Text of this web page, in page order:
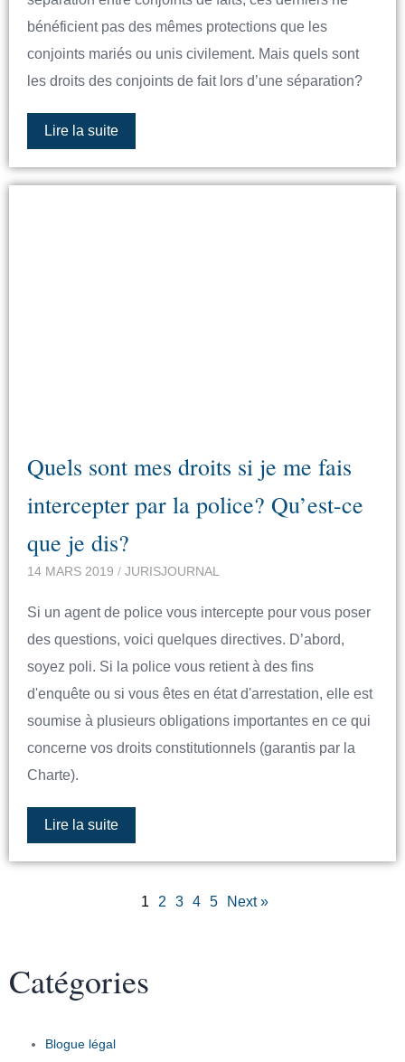
bénéficient pas des mêmes protections que les
conjoints mariés ou unis civilement. Mais quels sont
les droits des conjoints de fait lors d’une séparation?
Lire la suite
Quels sont mes droits si je me fais
intercepter par la police? Qu’est-ce
que je dis?
14 MARS 2019 / JURISJOURNAL
Si un agent de police vous intercepte pour vous poser
des questions, voici quelques directives. D’abord,
soyez poli. Si la police vous retient à des fins
d'enquête ou si vous êtes en état d'arrestation, elle est
soumise à plusieurs obligations importantes en ce qui
concerne vos droits constitutionnels (garantis par la
Charte).
Lire la suite
1 2 3 4 5 Next »
Catégories
Blogue légal